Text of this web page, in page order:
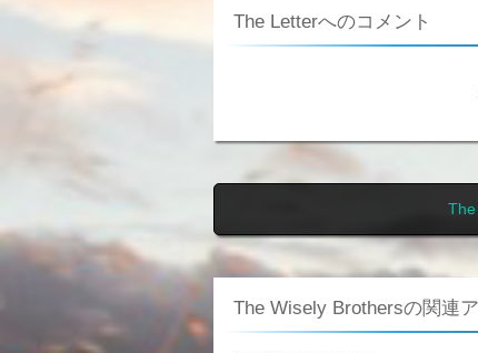
The Letterへのコメント
The
The Wisely Brothersの関連